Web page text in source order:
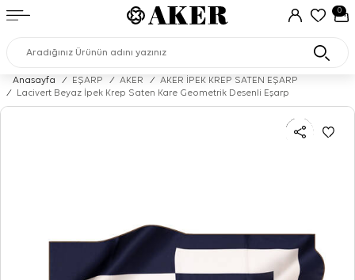
0
Anasayfa / EŞARP / AKER /
AKER İPEK KREP SATEN EŞARP
/
Lacivert Beyaz İpek Krep Saten Kare Geometrik Desenli Eşarp